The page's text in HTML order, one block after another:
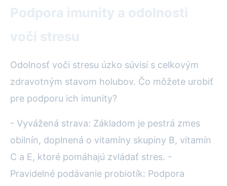
Podpora imunity a odolnosti
voči stresu
Odolnosť voči stresu úzko súvisí s celkovým
zdravotným stavom holubov. Čo môžete urobiť
pre podporu ich imunity?
- Vyvážená strava: Základom je pestrá zmes
obilnín, doplnená o vitamíny skupiny B, vitamín
C a E, ktoré pomáhajú zvládať stres. -
Pravidelné podávanie probiotík: Podpora